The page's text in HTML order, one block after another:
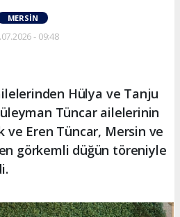
MERSIN
- 09:48
Hülya ve Tanju
Tüncar ailelerinin
ve Eren Tüncar, Mersin ve
görkemli düğün töreniyle